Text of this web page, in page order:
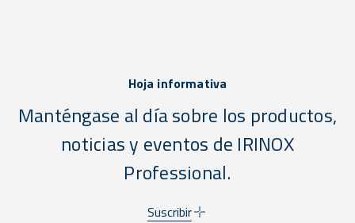
Hoja informativa
Manténgase al día sobre los productos,
noticias y eventos de IRINOX
Professional.
Suscribir